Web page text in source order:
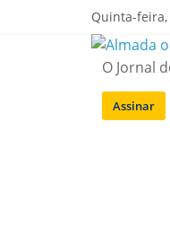
Quinta-feira,
O Jornal
Assinar